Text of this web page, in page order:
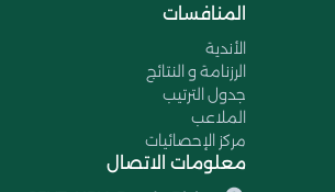
المنافسات
الأندية
الرزنامة و النتائج
جدول الترتيب
الملاعب
مركز الإحصائيات
معلومات الاتصال